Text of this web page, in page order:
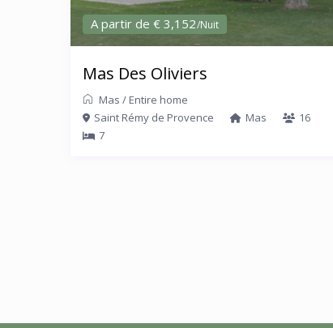
A partir de € 3,152/Nuit
Mas Des Oliviers
Mas / Entire home
Saint Rémy de Provence
Mas
16
7